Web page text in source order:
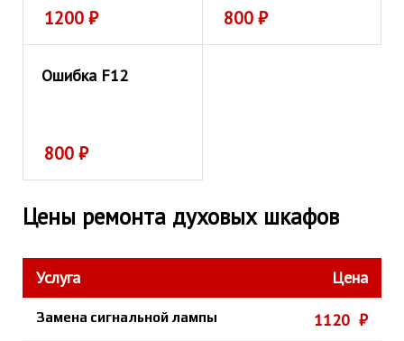
1200₽ 800₽
Ошибка F12
800₽
Цены ремонта духовых шкафов
Услуга Цена
Замена сигнальной лампы 1120 ₽